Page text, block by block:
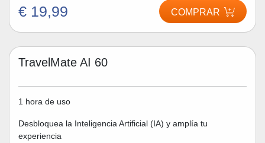
€ 19,99 COMPRAR
TravelMate AI 60
1 hora de uso
Desbloquea la Inteligencia Artificial (IA) y amplía tu
experiencia